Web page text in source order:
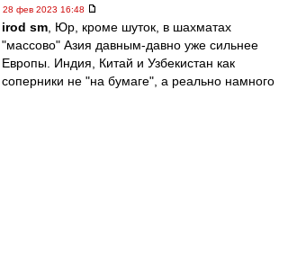
28 фев 2023 16:48
irod sm , Юр, кроме шуток, в шахматах
"массово" Азия давным-давно уже сильнее
Европы. Индия, Китай и Узбекистан как
соперники не "на бумаге", а реально намного